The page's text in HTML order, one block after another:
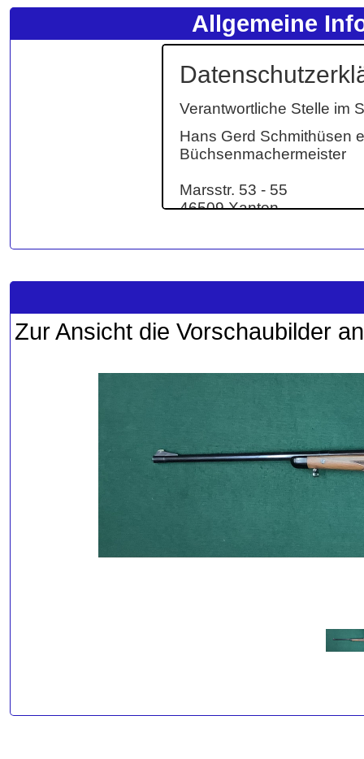
Allgemeine
Zur Ansicht die Vorschaubilder